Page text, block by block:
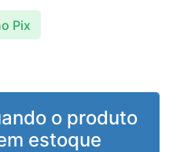
Pix
o produto
estoque